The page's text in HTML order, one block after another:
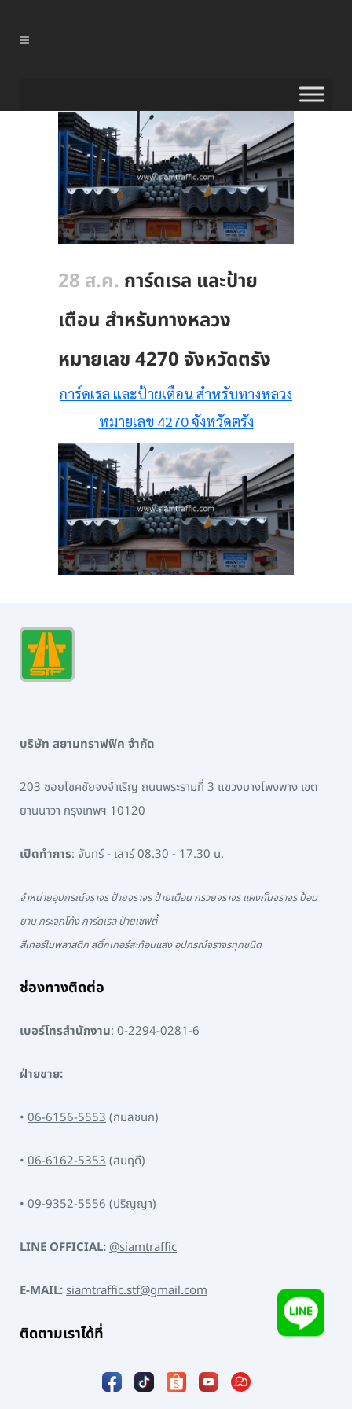
28 ส.ค. การ์ดเรล และป้าย
เตือน สำหรับทางหลวง
หมายเลข 4270 จังหวัดตรัง
การ์ดเรล และป้ายเตือน สำหรับทางหลวง
หมายเลข 4270 จังหวัดตรัง
บริษัท สยามทราฟฟิค จำกัด
203 ซอยโชคชัยจงจำเริญ ถนนพระรามที่ 3 แขวงบางโพงพาง เขต
ยานนาวา กรุงเทพฯ 10120
เปิดทำการ: จันทร์ - เสาร์ 08.30 - 17.30 น.
จำหน่ายอุปกรณ์จราจร ป้ายจราจร ป้ายเตือน กรวยจราจร แผงกั้นจราจร ป้อม
ยาม กระจกโค้ง การ์ดเรล ป้ายเซฟตี้
สีเทอร์โมพลาสติก สติ๊กเกอร์สะท้อนแสง อุปกรณ์จราจรทุกชนิด
ช่องทางติดต่อ
เบอร์โทรสำนักงาน: 0-2294-0281-6
ฝ่ายขาย:
• 06-6156-5553(กมลชนก)
• 06-6162-5353(สมฤดี)
• 09-9352-5556(ปริญญา)
LINE OFFICIAL:@siamtraffic
E-MAIL:siamtraffic.stf@gmail.com
ติดตามเราได้ที่